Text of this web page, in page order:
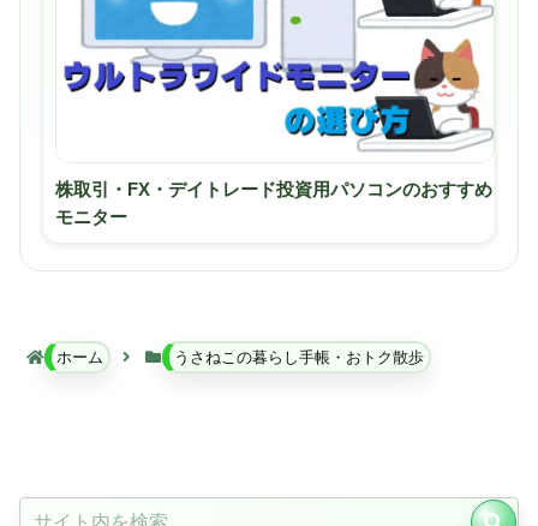
株取引・FX・デイトレード投資用パソコンのおすすめ
モニター
ホーム うさねこの暮らし手帳・おトク散歩